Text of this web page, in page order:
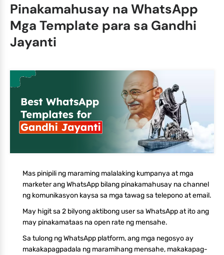
Pinakamahusay na WhatsApp
Mga Template para sa Gandhi
Jayanti
Mas pinipili ng maraming malalaking kumpanya at mga
marketer ang WhatsApp bilang pinakamahusay na channel
ng komunikasyon kaysa sa mga tawag sa telepono at email.
May higit sa 2 bilyong aktibong user sa WhatsApp at ito ang
may pinakamataas na open rate ng mensahe.
Sa tulong ng WhatsApp platform, ang mga negosyo ay
makakapagpadala ng maramihang mensahe, makakapag-